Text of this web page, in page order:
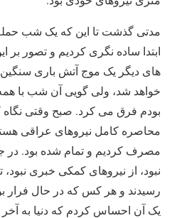
مدتی گذشت تا این که یک شب
ابتدا ساده نگری کردیم و تصور
های دیگر یک موج آتش باری سنگین
خواهد شد، ولی گویی آن شب با
بودم فرق می کرد. صبح وقتی
محاصره کامل نیروهای عراقی
مصرف کردیم و تمام شده بود. در
نبود، از نیروهای کمکی خبری
رسیدند و هر کس که در حال فرار
یک آن احساس کردم که دنیا به آخر